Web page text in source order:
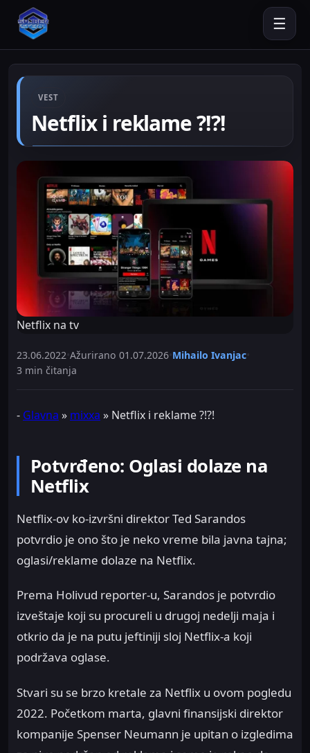
☰
VEST
Netflix i reklame ?!?!
Netflix na tv
23.06.2022 Ažurirano 01.07.2026 Mihailo Ivanjac
3 min čitanja
- Glavna » mixxa » Netflix i reklame ?!?!
Potvrđeno: Oglasi dolaze na
Netflix
Netflix-ov ko-izvršni direktor Ted Sarandos
potvrdio je ono što je neko vreme bila javna tajna;
oglasi/reklame dolaze na Netflix.
Prema Holivud reporter-u, Sarandos je potvrdio
izveštaje koji su procureli u drugoj nedelji maja i
otkrio da je na putu jeftiniji sloj Netflix-a koji
podržava oglase.
Stvari su se brzo kretale za Netflix u ovom pogledu
2022. Početkom marta, glavni finansijski direktor
kompanije Spenser Neumann je upitan o izgledima